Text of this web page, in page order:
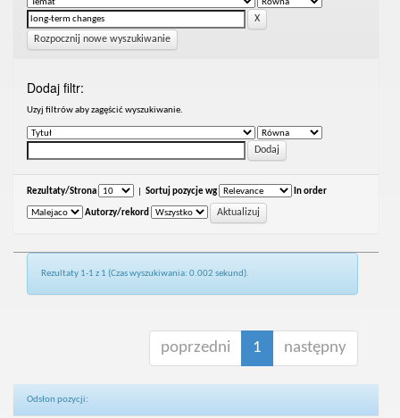
Rozpocznij nowe wyszukiwanie
Dodaj filtr:
Uzyj filtrów aby zagęścić wyszukiwanie.
Rezultaty/Strona Sortuj pozycje wg In order
Autorzy/rekord
Rezultaty 1-1 z 1 (Czas wyszukiwania: 0.002 sekund).
poprzedni 1 następny
Odsłon pozycji: